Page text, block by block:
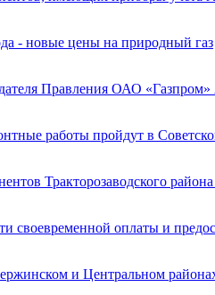
- новые цены на природный газ
Правления ОАО
работы пройдут в
Тракторозаводского
своевременной оплаты и
и Центральном